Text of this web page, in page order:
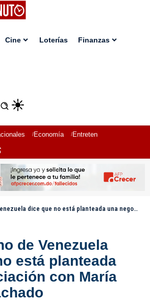
Cine Loterías Finanzas
Economía Entretenimiento
dice que no está planteada una negociación con María Corina Machado
de Venezuela
está planteada
con María